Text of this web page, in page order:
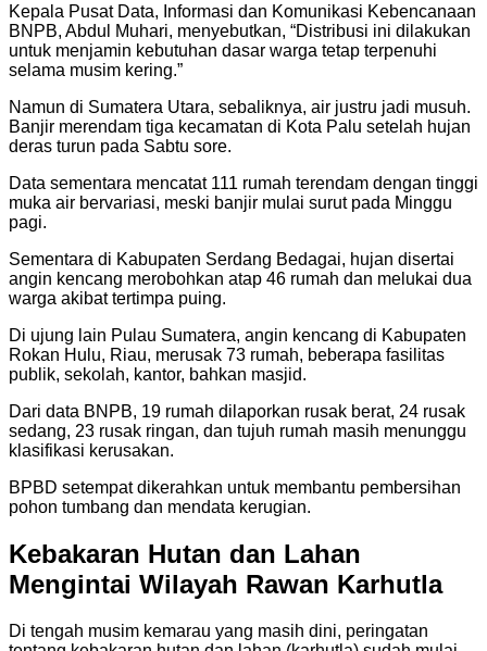
Kepala Pusat Data, Informasi dan Komunikasi Kebencanaan
BNPB, Abdul Muhari, menyebutkan, “Distribusi ini dilakukan
untuk menjamin kebutuhan dasar warga tetap terpenuhi
selama musim kering.”
Namun di Sumatera Utara, sebaliknya, air justru jadi musuh.
Banjir merendam tiga kecamatan di Kota Palu setelah hujan
deras turun pada Sabtu sore.
Data sementara mencatat 111 rumah terendam dengan tinggi
muka air bervariasi, meski banjir mulai surut pada Minggu
pagi.
Sementara di Kabupaten Serdang Bedagai, hujan disertai
angin kencang merobohkan atap 46 rumah dan melukai dua
warga akibat tertimpa puing.
Di ujung lain Pulau Sumatera, angin kencang di Kabupaten
Rokan Hulu, Riau, merusak 73 rumah, beberapa fasilitas
publik, sekolah, kantor, bahkan masjid.
Dari data BNPB, 19 rumah dilaporkan rusak berat, 24 rusak
sedang, 23 rusak ringan, dan tujuh rumah masih menunggu
klasifikasi kerusakan.
BPBD setempat dikerahkan untuk membantu pembersihan
pohon tumbang dan mendata kerugian.
Kebakaran Hutan dan Lahan
Mengintai Wilayah Rawan Karhutla
Di tengah musim kemarau yang masih dini, peringatan